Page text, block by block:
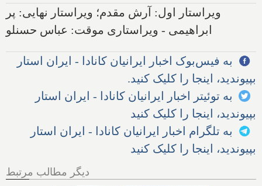
ویراستار اول: آرش مقدم؛ ویراستار نهایی: پر
ابراهیمی - ویراستاری موقت: عباس حسنلو
به فیس‌بوک اخبار ایرانیان کانادا - ایران استار
بپیوندید، اینجا را کلیک کنید.
به توئیتر اخبار ایرانیان کانادا - ایران استار
بپیوندید، اینجا را کلیک کنید
به تلگرام اخبار ایرانیان کانادا - ایران استار
بپیوندید، اینجا را کلیک کنید
دیگر مطالب مرتبطبا وجود حکم بازداشت، چگونه